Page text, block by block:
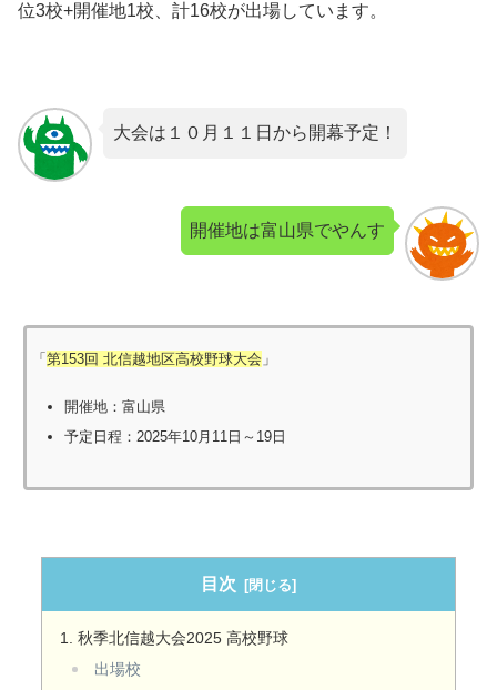
位3校+開催地1校、計16校が出場しています。
大会は１０月１１日から開幕予定！
開催地は富山県でやんす
「第153回 北信越地区高校野球大会 」
開催地：富山県
予定日程：2025年10月11日～19日
目次
秋季北信越大会2025 高校野球
出場校